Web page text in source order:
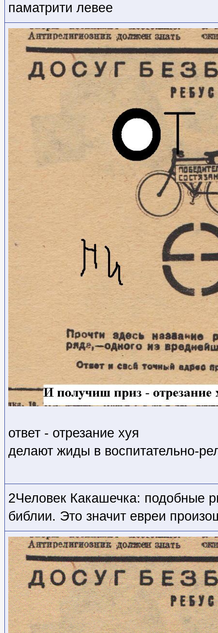
паматрити левее
ответ - отрезание хуя
делают жиды в воспитательно-
2Человек Какашечка: подобные
библии. Это значит евреи